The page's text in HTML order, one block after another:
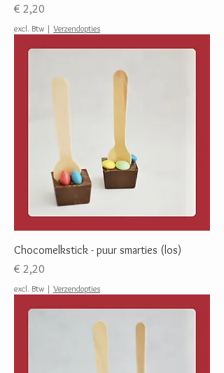
Prijs
€ 2,20
excl. Btw | Verzendopties
Chocomelkstick - puur smarties (los)
Prijs
€ 2,20
excl. Btw | Verzendopties